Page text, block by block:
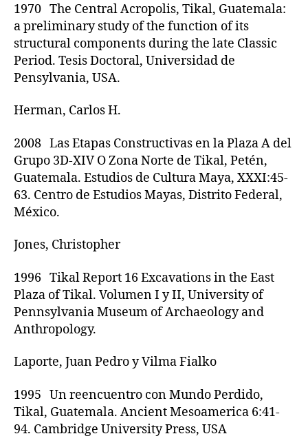
1970 The Central Acropolis, Tikal, Guatemala:
a preliminary study of the function of its
structural components during the late Classic
Period. Tesis Doctoral, Universidad de
Pensylvania, USA.
Herman, Carlos H.
2008 Las Etapas Constructivas en la Plaza A del
Grupo 3D-XIV O Zona Norte de Tikal, Petén,
Guatemala. Estudios de Cultura Maya, XXXI:45-
63. Centro de Estudios Mayas, Distrito Federal,
México.
Jones, Christopher
1996 Tikal Report 16 Excavations in the East
Plaza of Tikal. Volumen I y II, University of
Pennsylvania Museum of Archaeology and
Anthropology.
Laporte, Juan Pedro y Vilma Fialko
1995 Un reencuentro con Mundo Perdido,
Tikal, Guatemala. Ancient Mesoamerica 6:41-
94. Cambridge University Press, USA